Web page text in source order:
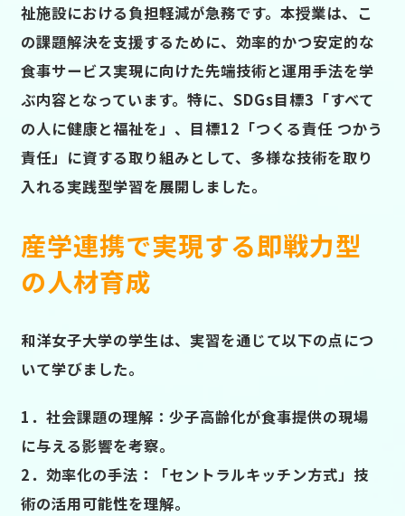
祉施設における負担軽減が急務です。本授業は、こ
の課題解決を支援するために、効率的かつ安定的な
食事サービス実現に向けた先端技術と運用手法を学
ぶ内容となっています。特に、SDGs目標3「すべて
の人に健康と福祉を」、目標12「つくる責任 つかう
責任」に資する取り組みとして、多様な技術を取り
入れる実践型学習を展開しました。
産学連携で実現する即戦力型
の人材育成
和洋女子大学の学生は、実習を通じて以下の点につ
いて学びました。
1．社会課題の理解：少子高齢化が食事提供の現場
に与える影響を考察。
2．効率化の手法：「セントラルキッチン方式」技
術の活用可能性を理解。